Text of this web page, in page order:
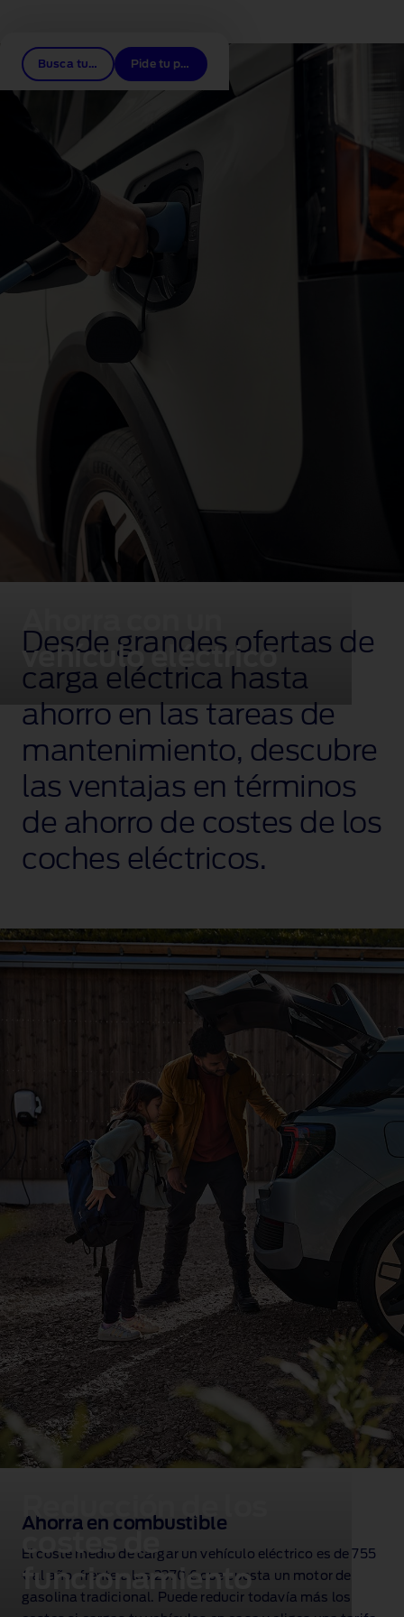
Busca tu concesionario Pide tu prueba
vehículo eléctrico
Desde grandes ofertas de
carga eléctrica hasta
ahorro en las tareas de
mantenimiento, descubre
las ventajas en términos
de ahorro de costes de los
coches eléctricos.
Reducción de los
costes de
funcionamiento
Ahorra en combustible
El coste medio de cargar un vehículo eléctrico es de 755
€ al año, frente a los 2370 € que cuesta un motor de
gasolina tradicional . Puede reducir todavía más los